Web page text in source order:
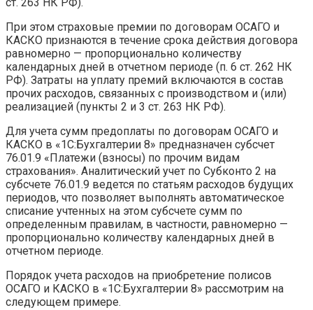
При этом страховые премии по договорам ОСАГО и
КАСКО признаются в течение срока действия договора
равномерно — пропорционально количеству
календарных дней в отчетном периоде (п. 6 ст. 262 НК
РФ). Затраты на уплату премий включаются в состав
прочих расходов, связанных с производством и (или)
реализацией (пункты 2 и 3 ст. 263 НК РФ).
Для учета сумм предоплаты по договорам ОСАГО и
КАСКО в «1С:Бухгалтерии 8» предназначен субсчет
76.01.9 «Платежи (взносы) по прочим видам
страхования». Аналитический учет по Субконто 2 на
субсчете 76.01.9 ведется по статьям расходов будущих
периодов, что позволяет выполнять автоматическое
списание учтенных на этом субсчете сумм по
определенным правилам, в частности, равномерно —
пропорционально количеству календарных дней в
отчетном периоде.
Порядок учета расходов на приобретение полисов
ОСАГО и КАСКО в «1С:Бухгалтерии 8» рассмотрим на
следующем примере.